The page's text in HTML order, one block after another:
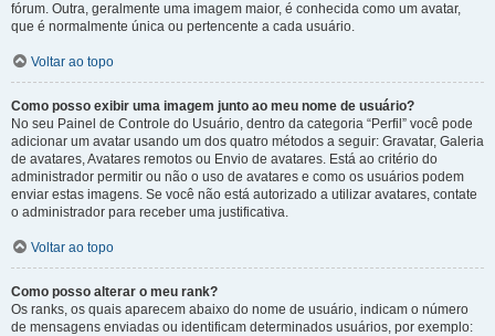
fórum. Outra, geralmente uma imagem maior, é conhecida como um avatar,
que é normalmente única ou pertencente a cada usuário.
Voltar ao topo
Como posso exibir uma imagem junto ao meu nome de usuário?
No seu Painel de Controle do Usuário, dentro da categoria “Perfil” você pode
adicionar um avatar usando um dos quatro métodos a seguir: Gravatar, Galeria
de avatares, Avatares remotos ou Envio de avatares. Está ao critério do
administrador permitir ou não o uso de avatares e como os usuários podem
enviar estas imagens. Se você não está autorizado a utilizar avatares, contate
o administrador para receber uma justificativa.
Voltar ao topo
Como posso alterar o meu rank?
Os ranks, os quais aparecem abaixo do nome de usuário, indicam o número
de mensagens enviadas ou identificam determinados usuários, por exemplo: